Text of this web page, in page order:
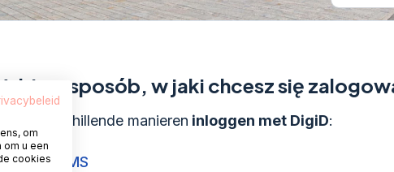
sposób, w jaki chcesz się
op verschillende manieren inloggen met DigiD:
SMS
om
u een
cookies